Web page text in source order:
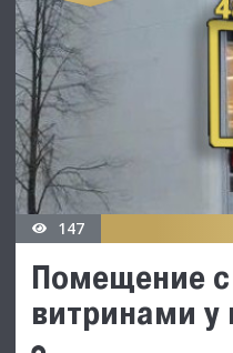
147
Помещение
витринами